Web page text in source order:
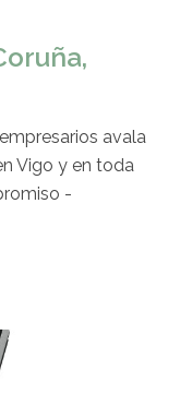
avala
Vigo y en toda
-